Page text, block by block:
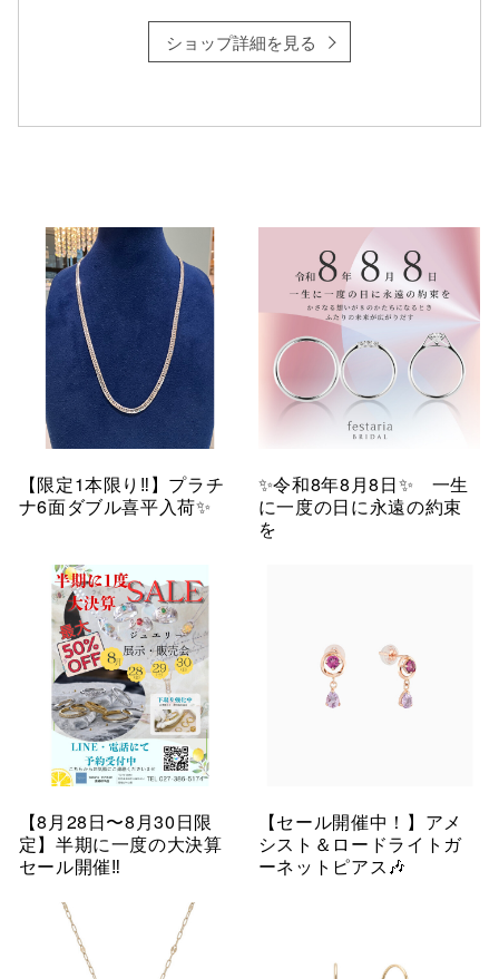
ショップ詳細を見る
【限定1本限り‼︎】プラチ
ナ6面ダブル喜平入荷✨
✨令和8年8月8日✨ 一生
に一度の日に永遠の約束
を
【8月28日〜8月30日限
定】半期に一度の大決算
セール開催‼︎
【セール開催中！】アメ
シスト＆ロードライトガ
ーネットピアス🎶